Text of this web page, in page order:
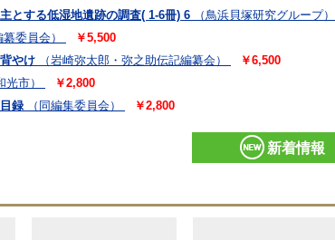
する低湿地遺跡の調査( 1-6冊) 6
（鳥浜貝塚研究グループ）
纂委員会）
￥5,500
やけ
（岩崎弥太郎・弥之助伝記編纂会）
￥6,500
光市）
￥2,800
録
（同編集委員会） ￥2,800
新着情報